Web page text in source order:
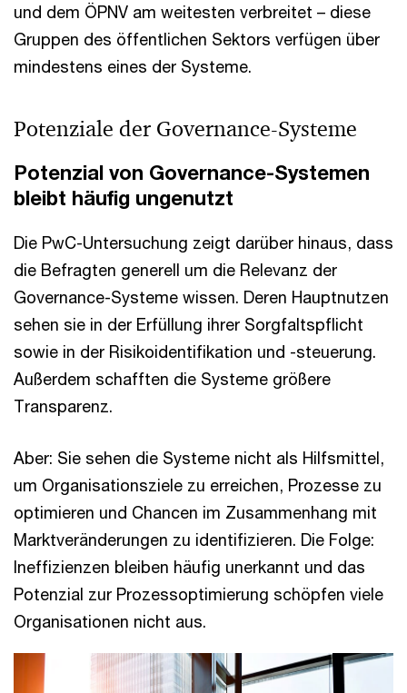
und dem ÖPNV am weitesten verbreitet – diese
Gruppen des öffentlichen Sektors verfügen über
mindestens eines der Systeme.
Potenziale der Governance-Systeme
Potenzial von Governance-Systemen
bleibt häufig ungenutzt
Die PwC-Untersuchung zeigt darüber hinaus, dass
die Befragten generell um die Relevanz der
Governance-Systeme wissen. Deren Hauptnutzen
sehen sie in der Erfüllung ihrer Sorgfaltspflicht
sowie in der Risikoidentifikation und -steuerung.
Außerdem schafften die Systeme größere
Transparenz.
Aber: Sie sehen die Systeme nicht als Hilfsmittel,
um Organisationsziele zu erreichen, Prozesse zu
optimieren und Chancen im Zusammenhang mit
Marktveränderungen zu identifizieren. Die Folge:
Ineffizienzen bleiben häufig unerkannt und das
Potenzial zur Prozessoptimierung schöpfen viele
Organisationen nicht aus.